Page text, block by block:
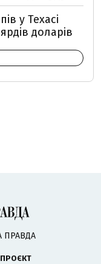
у Техасі
доларів
ПРАВДА